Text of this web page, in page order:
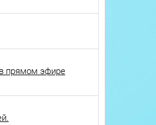
прямом эфире